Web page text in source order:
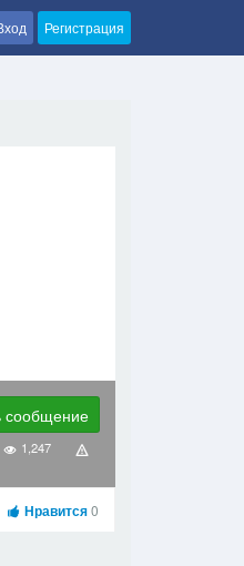
Регистрация
сообщение
1,247
Нравится0